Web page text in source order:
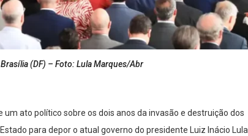
(DF) – Foto: Lula Marques/Abr
ato político sobre os dois anos da invasão e destruição dos
para depor o atual governo do presidente Luiz Inácio Lula